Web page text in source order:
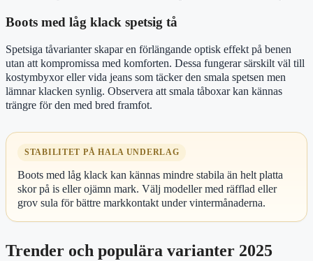
Boots med låg klack spetsig tå
Spetsiga tåvarianter skapar en förlängande optisk effekt på benen
utan att kompromissa med komforten. Dessa fungerar särskilt väl till
kostymbyxor eller vida jeans som täcker den smala spetsen men
lämnar klacken synlig. Observera att smala tåboxar kan kännas
trängre för den med bred framfot.
STABILITET PÅ HALA UNDERLAG
Boots med låg klack kan kännas mindre stabila än helt platta
skor på is eller ojämn mark. Välj modeller med räfflad eller
grov sula för bättre markkontakt under vintermånaderna.
Trender och populära varianter 2025